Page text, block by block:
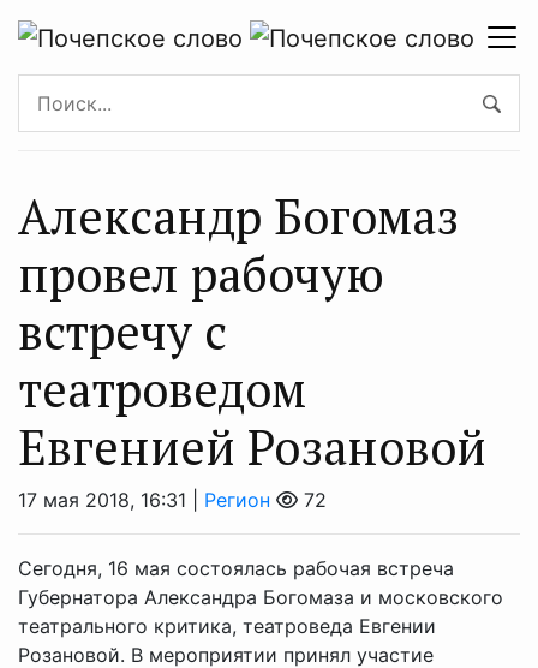
Александр Богомаз
провел рабочую
встречу с
театроведом
Евгенией Розановой
17 мая 2018, 16:31 | Регион 72
Сегодня, 16 мая состоялась рабочая встреча
Губернатора Александра Богомаза и московского
театрального критика, театроведа Евгении
Розановой. В мероприятии принял участие